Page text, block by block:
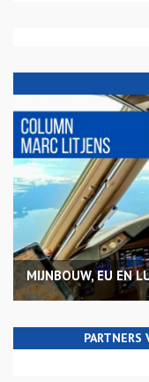
MIJNBOUW, EU EN
PARTNERS